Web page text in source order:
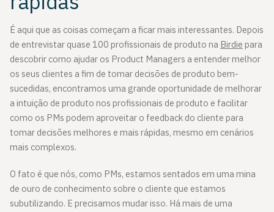
É aqui que as coisas começam a ficar mais interessantes. Depois
de entrevistar quase 100 profissionais de produto naBirdiepara
descobrir como ajudar os Product Managers a entender melhor
os seus clientes a fim de tomar decisões de produto bem-
sucedidas, encontramos uma grande oportunidade de melhorar
a intuição de produto nos profissionais de produto e facilitar
como os PMs podem aproveitar o feedback do cliente para
tomar decisões melhores e mais rápidas, mesmo em cenários
mais complexos.
O fato é que nós, como PMs, estamos sentados em uma mina
de ouro de conhecimento sobre o cliente que estamos
subutilizando. E precisamos mudar isso. Há mais de uma